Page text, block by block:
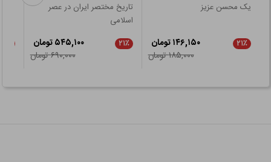
یک محسن عزیز
۲۱٪
۱۴۶,۱۵۰ تومان
۱۸۵,۰۰۰ تومان
تاریخ مختصر ایران در عصر
اسلامی
۲۱٪
۵۴۵,۱۰۰ تومان
۶۹۰,۰۰۰ تومان